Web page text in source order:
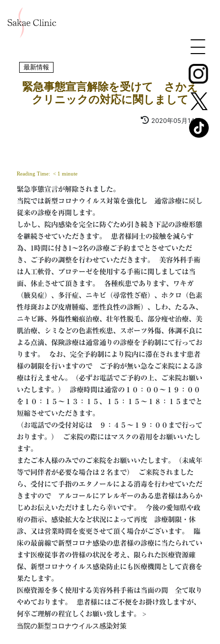
最新情報
緊急事態宣言解除を受けて さかえ
クリニックの対応に関しまして
2020年05月14日
Reading Time: < 1 minute
緊急事態宣言が解除されました。
当院では新型コロナウイルス対策を強化し　通常診療に戻し
従来の診療を再開します。
しかし、院内感染を完全に防ぐため引き続き下記の診療形態
を継続させていただきます。  患者様同士の接触を減らす
為、1時間に付き1～2名の診療ご予約までとさせていただ
き、ご予約の調整を行わせていただきます。  美容外科手術
は人工軟骨、プロテーゼを使用する手術に関しましては当
面、休止させて頂きます。  各種疾患であります、ワキガ
（腋臭症）、多汗症、ニキビ（尋常性ざ瘡）、ホクロ（色素
性母斑および皮膚腫瘍、悪性良性の診断）、しわ、たるみ、
ニキビ跡、外傷性瘢痕治療、壮年性脱毛、部分痩せ治療、美
肌治療、シミなどの色素性疾患、スポーツ外傷、体調不良に
よる点滴、保険診療は通常通りの診療を予約制にて行ってお
ります。  なお、完全予約制により院内に滞在されます患者
様の制限を行いますので　ご予約が無い急なご来院による診
療は行えません。（必ずお電話でご予約の上、ご来院お願い
いたします。）  診療時間は通常の１０：００～１９：００
を１０：１５～１３：１５、１５：１５～１８：１５までと
短縮させていただきます。
（お電話での受付対応は　９：４５～１９：００まで行って
おります。）  ご来院の際にはマスクの着用をお願いいたし
ます。
またご本人様のみでのご来院をお願いいたします。（未成年
等で同伴者が必要な場合は２名まで）  ご来院されました
ら、受付にて手指のエタノールによる消毒を行わせていただ
きますので　アルコールにアレルギーのある患者様はあらか
じめお伝えいただけましたら幸いです。  今後の愛知県や政
府の指示、感染拡大など状況によって再度　診療制限・休
診、又は営業時間を変更させて頂く場合がございます。  臨
床の最前線で新型コロナ感染の患者様の診療に当たられてい
ます医療従事者の皆様の状況を考え、限られた医療資源確
保、新型コロナウイルス感染防止にも医療機関として責務を
果たします。
医療資源を多く使用する美容外科手術は当面の間　全て取り
やめております。  患者様にはご不便をお掛け致しますが、
何卒ご理解の程宜しくお願い致します。
>
当院の新型コロナウイルス感染対策